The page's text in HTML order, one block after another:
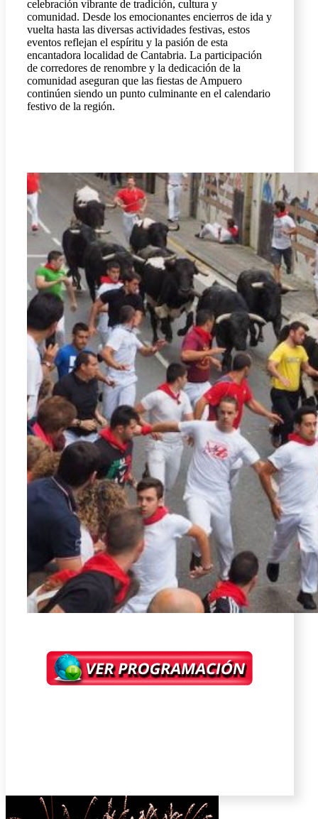
celebración vibrante de tradición, cultura y
comunidad. Desde los emocionantes encierros de ida y
vuelta hasta las diversas actividades festivas, estos
eventos reflejan el espíritu y la pasión de esta
encantadora localidad de Cantabria. La participación
de corredores de renombre y la dedicación de la
comunidad aseguran que las fiestas de Ampuero
continúen siendo un punto culminante en el calendario
festivo de la región.